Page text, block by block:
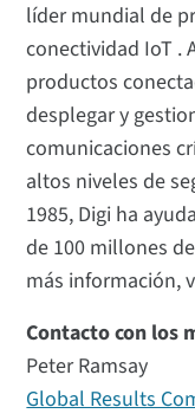
líder mundial de
conectividad IoT .
productos
desplegar y
comunicaciones
altos niveles de
1985, Digi ha
de 100 millones
más información,
Contacto con los
Peter Ramsay
Global Results